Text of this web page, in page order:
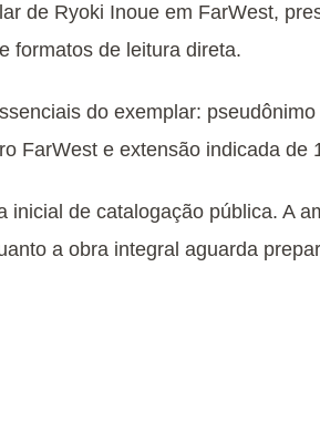
de Ryoki Inoue em FarWest,
formatos de leitura direta.
do exemplar:
FarWest e extensão indicada de
inicial de catalogação pública. A
a obra integral aguarda